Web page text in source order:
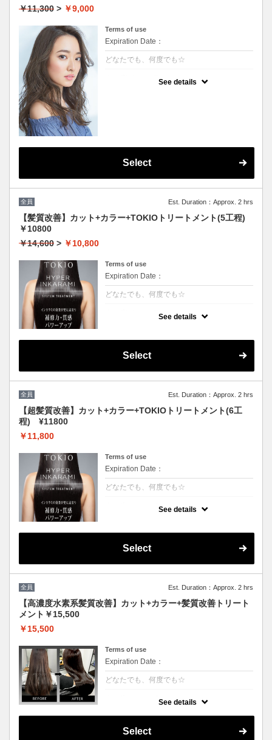
￥11,300 > ￥9,000
Terms of use
Expiration Date：
どなたでも、何度でも☆
See details
Select
全員 Est. Duration：Approx. 2 hrs
【髪質改善】カット+カラー+TOKIOトリートメント(5工程)
￥10800
￥14,600 > ￥10,800
Terms of use
Expiration Date：
どなたでも、何度でも☆
ちます。本質的な「髪質ケア」で大人気！超
深くに浸透して定着
See details
Select
全員 Est. Duration：Approx. 2 hrs
【超髪質改善】カット+カラー+TOKIOトリートメント(6工
程) ¥11800
￥11,800
Terms of use
Expiration Date：
どなたでも、何度でも☆
留シリコンを除去し、トリートメント効果を
綺麗に致します。
See details
Select
全員 Est. Duration：Approx. 2 hrs
【高濃度水素系髪質改善】カット+カラー+髪質改善トリート
メント￥15,500
￥15,500
Terms of use
Expiration Date：
どなたでも、何度でも☆
ートメント！高濃度水素で抗酸化を促し水分
量を底上げします◎カラーとの相性が抜群
で、今まで見た事が無いような艶が出ます。
See details
Select